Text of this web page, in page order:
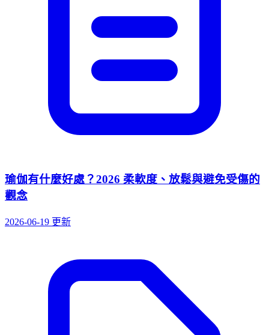
瑜伽有什麼好處？2026 柔軟度、放鬆與避免受傷的
觀念
2026-06-19 更新